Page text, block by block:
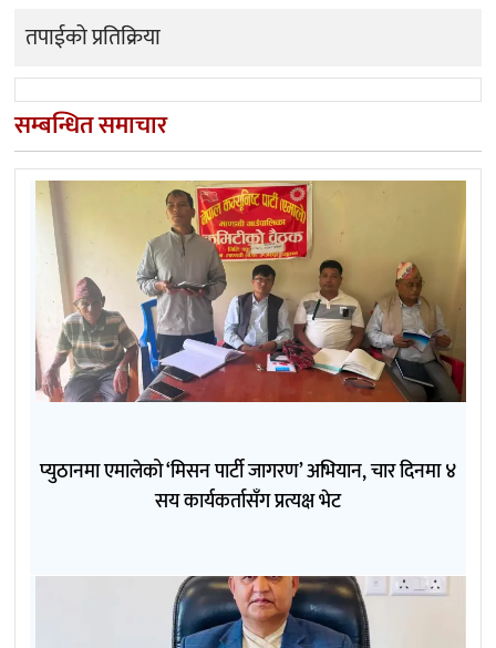
तपाईको प्रतिक्रिया
सम्बन्धित समाचार
प्युठानमा एमालेको ‘मिसन पार्टी जागरण’ अभियान, चार दिनमा ४
सय कार्यकर्तासँग प्रत्यक्ष भेट